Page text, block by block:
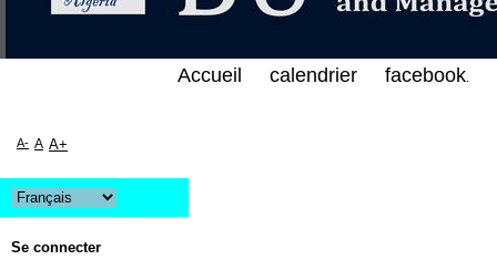
Accueil calendrier facebook.
A- A A+
Se connecter